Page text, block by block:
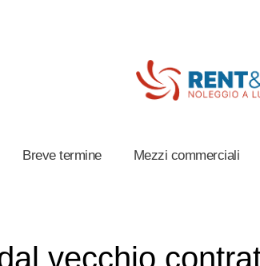
Breve termine Mezzi commerciali
vecchio